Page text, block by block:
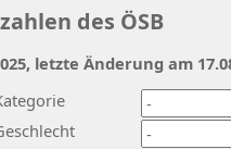
des ÖSB
letzte Änderung am